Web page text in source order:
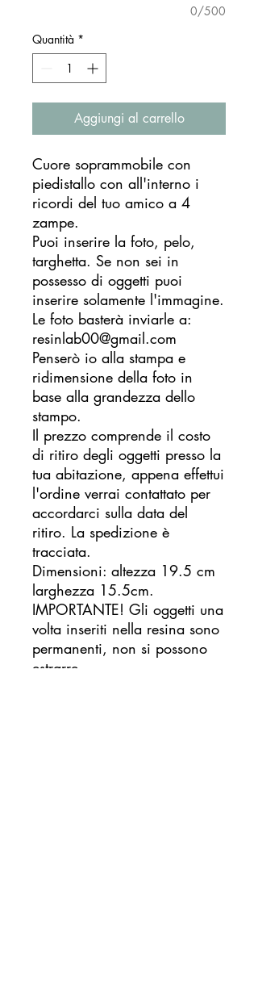
0/500
Quantità *
Aggiungi al carrello
Cuore soprammobile con
piedistallo con all'interno i
ricordi del tuo amico a 4
zampe.
Puoi inserire la foto, pelo,
targhetta. Se non sei in
possesso di oggetti puoi
inserire solamente l'immagine.
Le foto basterà inviarle a:
resinlab00@gmail.com
Penserò io alla stampa e
ridimensione della foto in
base alla grandezza dello
stampo.
Il prezzo comprende il costo
di ritiro degli oggetti presso la
tua abitazione, appena effettui
l'ordine verrai contattato per
accordarci sulla data del
ritiro. La spedizione è
tracciata.
Dimensioni: altezza 19.5 cm
larghezza 15.5cm.
IMPORTANTE! Gli oggetti una
volta inseriti nella resina sono
permanenti, non si possono
estrarre.